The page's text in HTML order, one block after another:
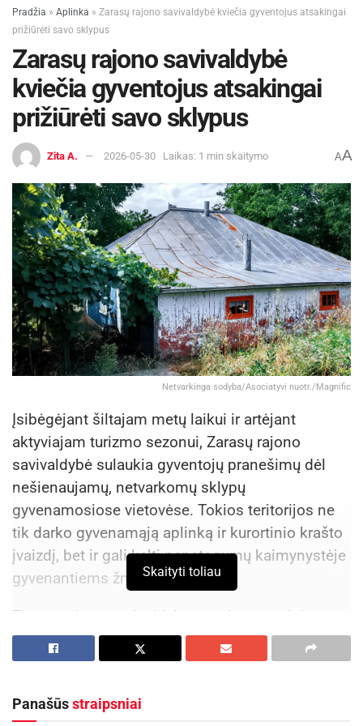
Pradžia » Aplinka » Zarasų rajono savivaldybė kviečia gyventojus atsakingai
prižiūrėti savo sklypus
Zarasų rajono savivaldybė
kviečia gyventojus atsakingai
prižiūrėti savo sklypus
Zita A. 2026-05-30 Laikas: 1 min skaitymo AA
Netvarkinga sodyba/Asociatyvi nuotr./Magnific
Įsibėgėjant šiltajam metų laikui ir artėjant
aktyviajam turizmo sezonui, Zarasų rajono
savivaldybė sulaukia gyventojų pranešimų dėl
nešienaujamų, netvarkomų sklypų
gyvenamosiose vietovėse. Tokios teritorijos ne
tik darko gyvenamąją aplinką ir kurortinio krašto
įvaizdį, bet ir gali kelti nepatogumų kaimynystėje
gyvenantiems žmonėms.
Zarasų rajono savivaldybės tarybos patvirtintose
Zarasų rajono savivaldybės teritorijos tvarkymo ir
švaros taisyklėse nustatyta, jog gyvenamosiose
paskirties, žolė turi būti šienaujama pagal poreikį
Skaityti toliau
Panašūsstraipsniai